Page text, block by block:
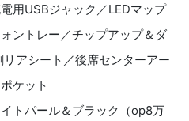
用USBジャック／LEDマップ
ントレー／チップアップ＆ダ
アシート／後席センターアー
ケット
トパール＆ブラック（op8万